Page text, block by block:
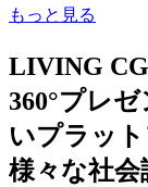
もっと見る
LIVING
360°プレ
いプラッ
様々な社会